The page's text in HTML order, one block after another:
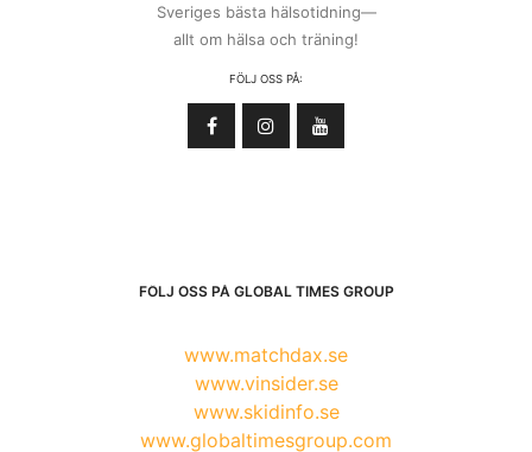
Sveriges bästa hälsotidning—
allt om hälsa och träning!
FÖLJ OSS PÅ:
FÖLJ OSS PÅ GLOBAL TIMES GROUP
www.matchdax.se
www.vinsider.se
www.skidinfo.se
www.globaltimesgroup.com